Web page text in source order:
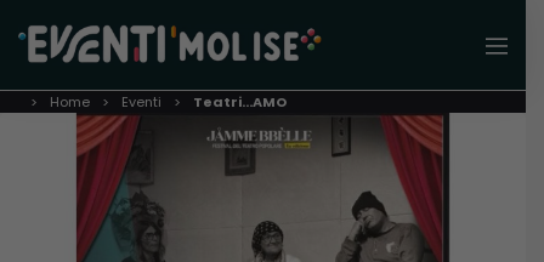
Home Eventi Teatri…AMO